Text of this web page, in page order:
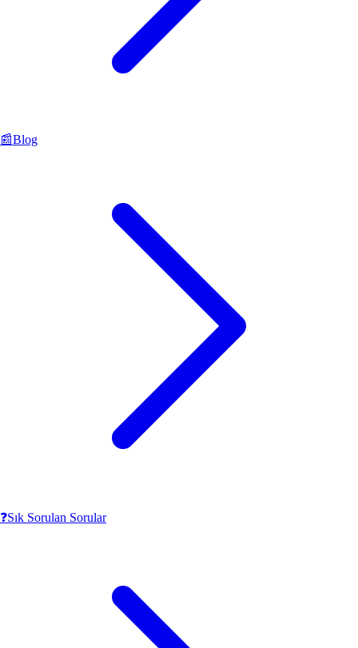
📰Blog
❓Sık Sorulan Sorular